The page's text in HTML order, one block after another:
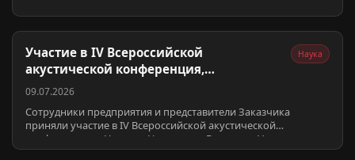
Участие в IV Всероссийской
акустической конференция,
совмещенной с XXXVIII сессией Росси…
Наука
09.07.2026
Сотрудники предприятия и представители Заказчика
приняли участие в IV Всероссийской акустической
конференции в Нижнем Новгороде. В секции «Ультразвук и
ультразвуковые технологии» …